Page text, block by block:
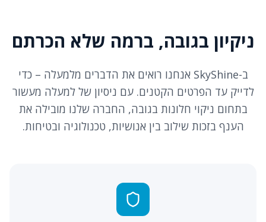
ניקיון בגובה, ברמה שלא הכרתם
ב-SkyShine אנחנו רואים את הדברים מלמעלה – כדי
לדייק עד הפרטים הקטנים. עם ניסיון של למעלה מעשור
בתחום ניקוי חלונות בגובה, החברה שלנו מובילה את
הענף בזכות שילוב בין אנושיות, טכנולוגיה ובטיחות.